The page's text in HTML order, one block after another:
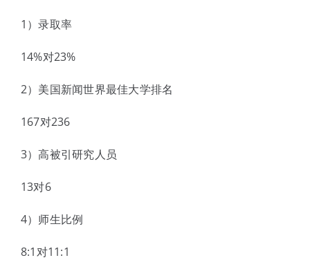
1）录取率
14%对23%
2）美国新闻世界最佳大学排名
167对236
3）高被引研究人员
13对6
4）师生比例
8:1对11:1